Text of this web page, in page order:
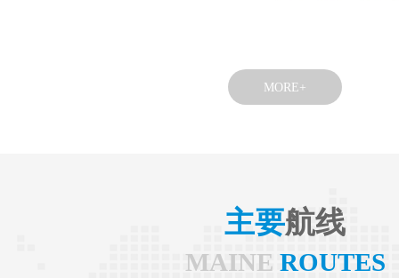
MORE+
主要航线
MAINE ROUTES